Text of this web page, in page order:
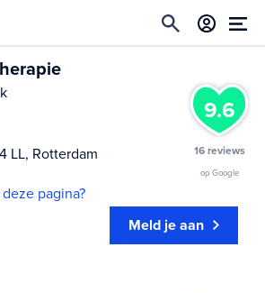
9.6
16 reviews
op Google
LL, Rotterdam
pagina?
Meld je aan